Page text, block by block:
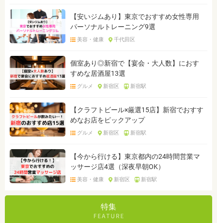
【安いジムあり】東京でおすすめ女性専用
パーソナルトレーニング9選
美容・健康 千代田区
個室あり◎新宿で【宴会・大人数】におす
すめな居酒屋13選
グルメ 新宿区 新宿駅
【クラフトビール×厳選15店】新宿でおすす
めなお店をピックアップ
グルメ 新宿区 新宿駅
【今から行ける】東京都内の24時間営業マ
ッサージ店4選（深夜早朝OK）
美容・健康 新宿区 新宿駅
特集